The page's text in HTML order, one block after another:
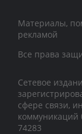
Материалы,
рекламой
Все права
Сетевое
сфере связи,
74283